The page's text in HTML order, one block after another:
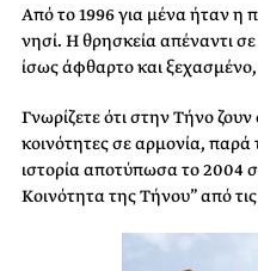
Από το 1996 για μένα ήταν η
νησί. Η θρησκεία απέναντι σε
ίσως άφθαρτο και ξεχασμένο,
Γνωρίζετε ότι στην Τήνο
κοινότητες σε αρμονία,
ιστορία αποτύπωσα το 2004
Κοινότητα της Τήνου” από